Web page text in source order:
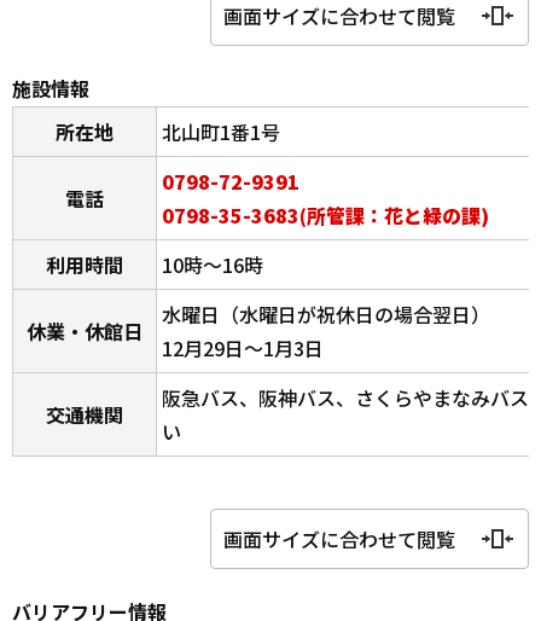
画面サイズに合わせて閲覧
施設情報
所在地
北山町1番1号
電話
0798-72-9391
0798-35-3683(所管課：花と緑の課)
利用時間
10時～16時
休業・休館日
水曜日（水曜日が祝休日の場合翌日）
12月29日～1月3日
交通機関
阪急バス、阪神バス、さくらやまなみバス
い
画面サイズに合わせて閲覧
バリアフリー情報